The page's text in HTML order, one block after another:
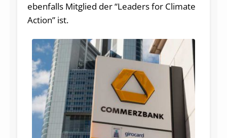
ebenfalls Mitglied der “Leaders for Climate
Action” ist.